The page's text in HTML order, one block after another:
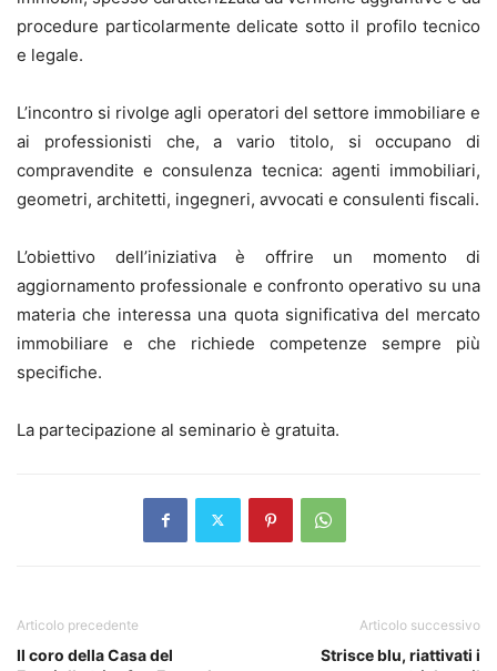
procedure particolarmente delicate sotto il profilo tecnico
e legale.
L’incontro si rivolge agli operatori del settore immobiliare e
ai professionisti che, a vario titolo, si occupano di
compravendite e consulenza tecnica: agenti immobiliari,
geometri, architetti, ingegneri, avvocati e consulenti fiscali.
L’obiettivo dell’iniziativa è offrire un momento di
aggiornamento professionale e confronto operativo su una
materia che interessa una quota significativa del mercato
immobiliare e che richiede competenze sempre più
specifiche.
La partecipazione al seminario è gratuita.
Articolo precedente
Il coro della Casa del
Articolo successivo
Strisce blu, riattivati i